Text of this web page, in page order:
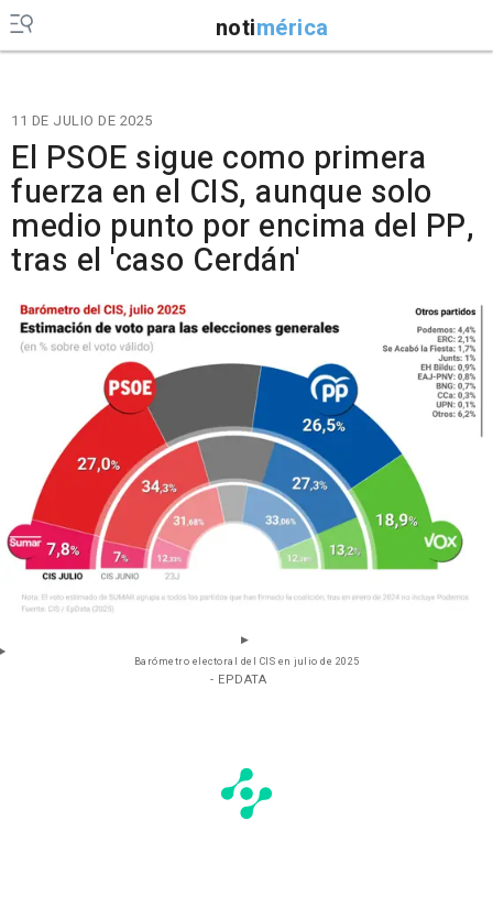
notimérica
11 DE JULIO DE 2025
El PSOE sigue como primera
fuerza en el CIS, aunque solo
medio punto por encima del PP,
tras el 'caso Cerdán'
Barómetro electoral del CIS en julio de 2025
- EPDATA